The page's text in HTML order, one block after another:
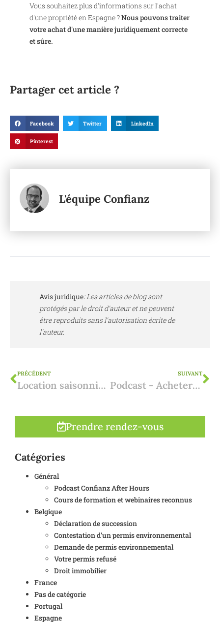
Vous souhaitez plus d'informations sur l'achat
d'une propriété en Espagne ?Nous pouvons traiter
votre achat d'une manière juridiquement correcte
et sûre.
Partager cet article ?
Facebook Twitter LinkedIn
Pinterest
L'équipe Confianz
Avis juridique:Les articles de blog sont
protégés par le droit d'auteur et ne peuvent
être reproduits sans l'autorisation écrite de
l'auteur.
PRÉCÉDENT
Location saisonnière ou location de vacances en Catalogne : que faut-il savoir ?
SUIVANT
Podcast - Acheter un bien sur plan : comment ça marche ?
Prendre rendez-vous
Catégories
Général
Podcast Confianz After Hours
Cours de formation et webinaires reconnus
Belgique
Déclaration de succession
Contestation d'un permis environnemental
Demande de permis environnemental
Votre permis refusé
Droit immobilier
France
Pas de catégorie
Portugal
Espagne